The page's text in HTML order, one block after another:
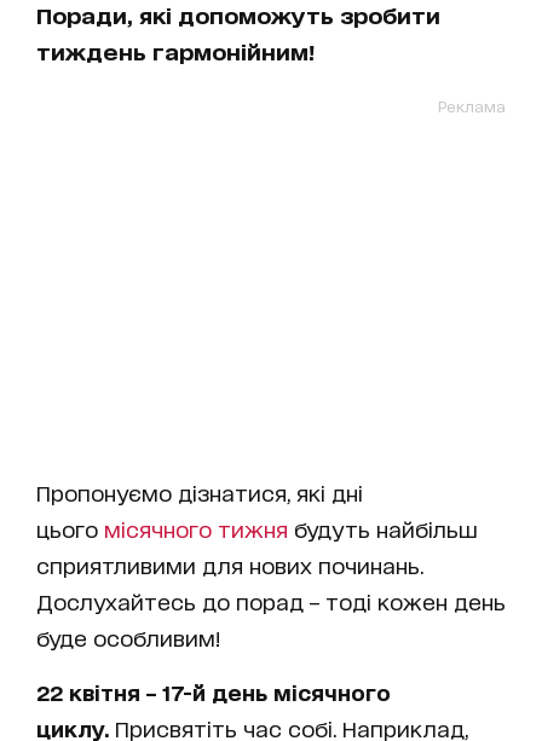
Поради, які допоможуть зробити
тиждень гармонійним!
Реклама
Пропонуємо дізнатися, які дні
цього місячного тижня будуть найбільш
сприятливими для нових починань.
Дослухайтесь до порад – тоді кожен день
буде особливим!
22 квітня – 17-й день місячного
циклу. Присвятіть час собі. Наприклад,